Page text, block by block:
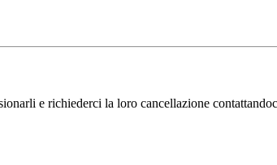
e richiederci la loro cancellazione